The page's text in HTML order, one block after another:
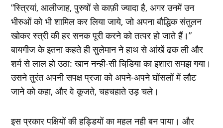
”स्त्रियां, आलीजाह, पुरुषों से काफ़ी ज्‍यादा है, अगर उनमें उन
भीरुओं को भी शामिल कर लिया जाये, जो अपना बौद्धिक संतुलन
खोकर स्‍त्री की हर सनक पूरी करने को तत्‍पर हो जाते हैं।”
बायगीज के इतना कहते ही सुलेमान ने हाथ से आंखें ढक ली और
शर्म से लाल हो उठा: खान नन्‍ही-सी चिडि़या का इशारा समझ गया।
उसने तुरंत अपनी सपक्ष प्रजा को अपने-अपने घोंसलों में लौट
जाने को कहा, और वे कूजते, चहचहाते उड़ चले।
इस प्रकार पक्षियों की हड्डियों का महल नही बन पाया। और